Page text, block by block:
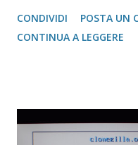
operativo.
CONDIVIDI
POSTA UN
CONTINUA A LEGGERE